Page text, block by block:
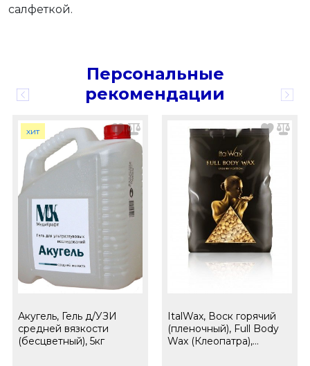
салфеткой.
Персональные
рекомендации
хит
Акугель, Гель д/УЗИ
средней вязкости
(бесцветный), 5кг
ItalWax, Воск горячий
(пленочный), Full Body
Wax (Клеопатра),